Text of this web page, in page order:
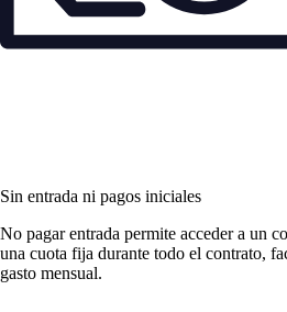
Sin entrada ni pagos iniciales
No pagar entrada permite acceder a un
una cuota fija durante todo el contrato,
gasto mensual.